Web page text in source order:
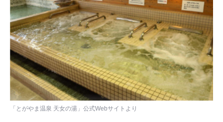
「とがやま温泉 天女の湯」公式Webサイトより